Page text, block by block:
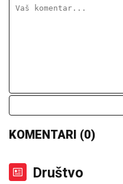
KOMENTARI (0)
Društvo